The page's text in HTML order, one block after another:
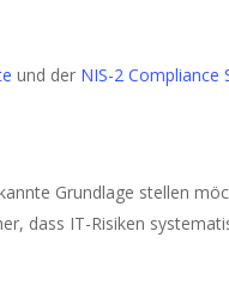
und der NIS-2 Compliance
Grundlage stellen
dass IT-Risiken